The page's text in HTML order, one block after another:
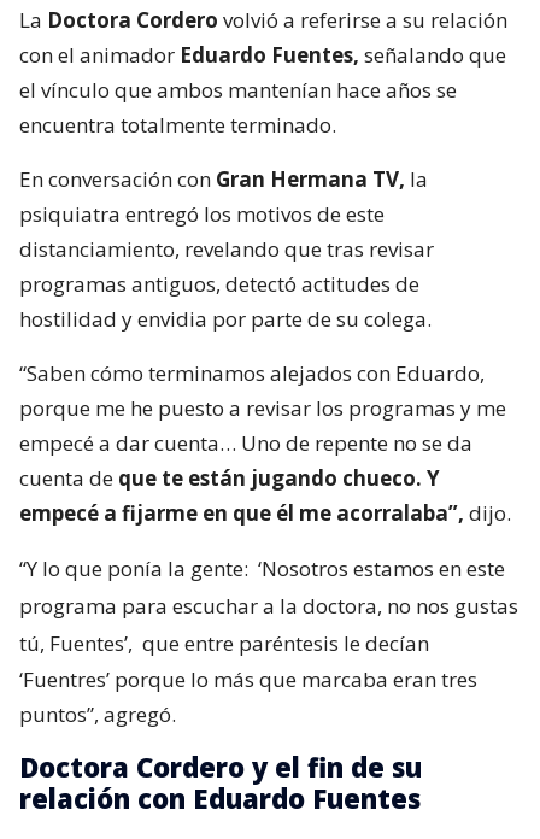
La Doctora Cordero volvió a referirse a su relación
con el animador Eduardo Fuentes, señalando que
el vínculo que ambos mantenían hace años se
encuentra totalmente terminado.
En conversación con Gran Hermana TV, la
psiquiatra entregó los motivos de este
distanciamiento, revelando que tras revisar
programas antiguos, detectó actitudes de
hostilidad y envidia por parte de su colega.
“Saben cómo terminamos alejados con Eduardo,
porque me he puesto a revisar los programas y me
empecé a dar cuenta… Uno de repente no se da
cuenta de que te están jugando chueco. Y
empecé a fijarme en que él me acorralaba”, dijo.
“Y lo que ponía la gente: ‘Nosotros estamos en este
programa para escuchar a la doctora, no nos gustas
tú, Fuentes’, que entre paréntesis le decían
‘Fuentres’ porque lo más que marcaba eran tres
puntos”, agregó.
Doctora Cordero y el fin de su
relación con Eduardo Fuentes